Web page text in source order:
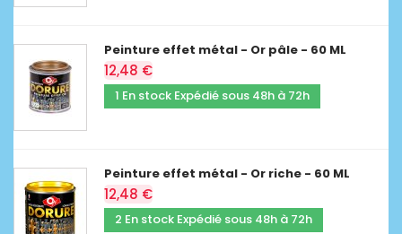
Peinture effet métal - Or pâle - 60 ML
12,48 €
1 En stock Expédié sous 48h à 72h
Peinture effet métal - Or riche - 60 ML
12,48 €
2 En stock Expédié sous 48h à 72h